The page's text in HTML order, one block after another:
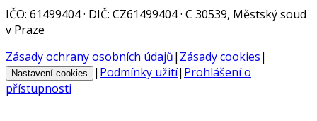
IČO: 61499404 · DIČ: CZ61499404 · C 30539, Městský soud
v Praze
Zásady ochrany osobních údajů| Zásady cookies|
Nastavení cookies | Podmínky užití| Prohlášení o
přístupnosti